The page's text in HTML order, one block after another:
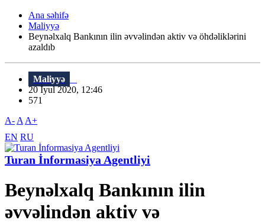
Ana səhifə
Maliyyə
Beynəlxalq Bankının ilin əvvəlindən aktiv və öhdəliklərini
azaldıb
Maliyyə
20 İyul 2020, 12:46
571
A- A A+
EN RU
Turan İnformasiya Agentliyi
Beynəlxalq Bankının ilin
əvvəlindən aktiv və